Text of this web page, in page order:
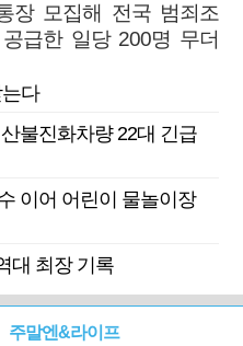
장 모집해 전국 범죄조
급한 일당 200명 무더
다
불진화차량 22대 긴급
이어 어린이 물놀이장
대 최장 기록
주말엔&라이프